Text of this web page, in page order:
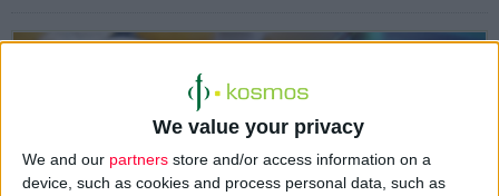
We value your privacy
We and our partners store and/or access information on a
device, such as cookies and process personal data, such as